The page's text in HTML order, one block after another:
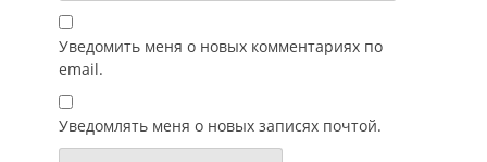
Уведомить меня о новых комментариях по
email.
Уведомлять меня о новых записях почтой.